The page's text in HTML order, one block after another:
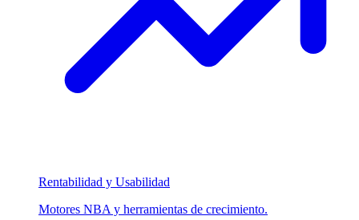
Rentabilidad y Usabilidad
Motores NBA y herramientas de crecimiento.